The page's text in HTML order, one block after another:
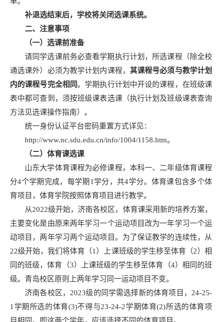
补退选结束后，学校将关闭选课系统。
二、注意事项
（一）选课前准备
请同学选课前务必查看学期执行计划，所选课程（除全校
通选课外）必须为教学计划内课程， 其课程号必须与教学计划
内的课程号完全相同。学期执行计划中开设的课程，在班级课
表中都可查到，须按班级课表选课（执行计划及班级课表查询
方法见选课操作指南）。
统一身份认证平台密码重置方式详见：
http://www.nc.sdu.edu.cn/info/1004/1158.htm。
（二）体育课选课
山东大学体育课程为必修课程，本科一、二年级体育课程
分4个学期完成，每学期1学分，共4学分。体育课包含多个体
育项目，体育学院按照体育项目进行教学。
从2022级开始，济南各校区，体育课采用新的培养方案，
主要变化是由原来两年学习一个运动项目改为一年学习一个运
动项目，两年学习两个运动项目。为了保证教学的连续性，从
22级开始，我们将体育（1）上课班级的学生移至体育（2）相
同的班级，体育（3）上课班级的学生移至体育（4）相同的班
级。青岛校区原则上两年学习同一运动项目不变。
济南各校区，2023级的同学需选择新的体育项目，24-25-
1学期所选的体育(3)不得与23-24-2学期体育(2)所选的体育项